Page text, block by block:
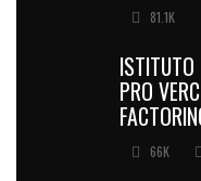
81.1K
ISTITUTO
PRO
66K